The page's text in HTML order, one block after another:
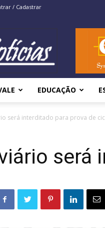
/ Cadastrar
EDUCAÇÃO
será interditado para prova de